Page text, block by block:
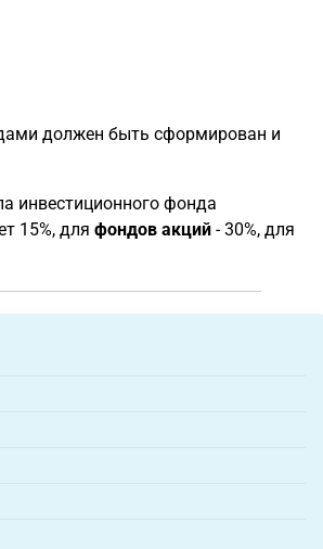
должен быть сформирован и
инвестиционного фонда
15%, для фондов акций - 30%, для